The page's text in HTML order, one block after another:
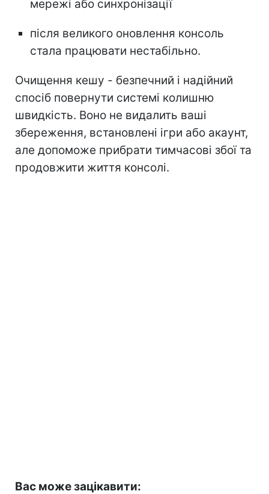
мережі або синхронізації
після великого оновлення консоль
стала працювати нестабільно.
Очищення кешу - безпечний і надійний
спосіб повернути системі колишню
швидкість. Воно не видалить ваші
збереження, встановлені ігри або акаунт,
але допоможе прибрати тимчасові збої та
продовжити життя консолі.
Вас може зацікавити: